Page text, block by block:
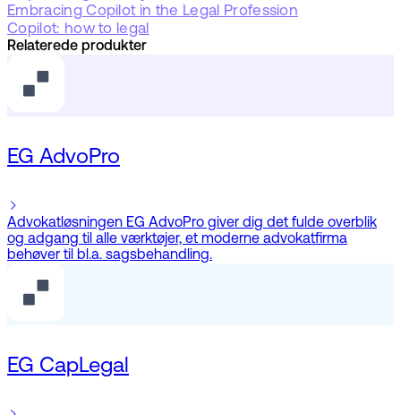
Embracing Copilot in the Legal Profession
Copilot: how to legal
Relaterede produkter
EG AdvoPro
Advokatløsningen EG AdvoPro giver dig det fulde overblik
og adgang til alle værktøjer, et moderne advokatfirma
behøver til bl.a. sagsbehandling.
EG CapLegal